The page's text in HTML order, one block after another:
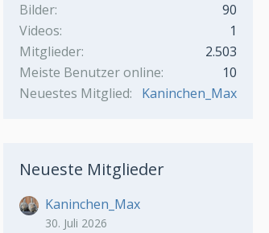
Bilder
90
Videos
1
Mitglieder
2.503
Meiste Benutzer online
10
Neuestes Mitglied
Kaninchen_Max
Neueste Mitglieder
Kaninchen_Max
30. Juli 2026